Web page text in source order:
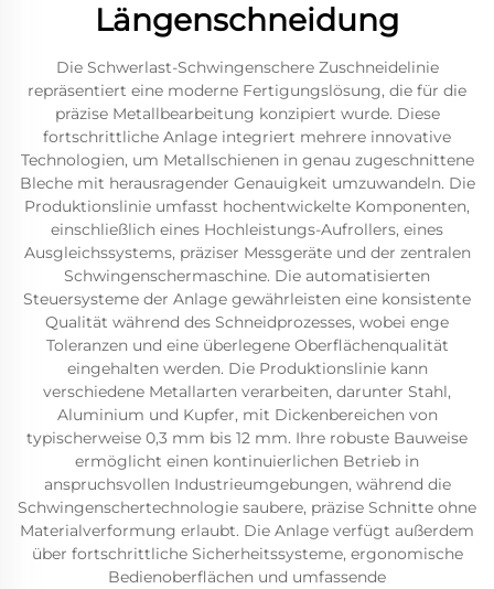
Längenschneidung
Die Schwerlast-Schwingenschere Zuschneidelinie
repräsentiert eine moderne Fertigungslösung, die für die
präzise Metallbearbeitung konzipiert wurde. Diese
fortschrittliche Anlage integriert mehrere innovative
Technologien, um Metallschienen in genau zugeschnittene
Bleche mit herausragender Genauigkeit umzuwandeln. Die
Produktionslinie umfasst hochentwickelte Komponenten,
einschließlich eines Hochleistungs-Aufrollers, eines
Ausgleichssystems, präziser Messgeräte und der zentralen
Schwingenschermaschine. Die automatisierten
Steuersysteme der Anlage gewährleisten eine konsistente
Qualität während des Schneidprozesses, wobei enge
Toleranzen und eine überlegene Oberflächenqualität
eingehalten werden. Die Produktionslinie kann
verschiedene Metallarten verarbeiten, darunter Stahl,
Aluminium und Kupfer, mit Dickenbereichen von
typischerweise 0,3 mm bis 12 mm. Ihre robuste Bauweise
ermöglicht einen kontinuierlichen Betrieb in
anspruchsvollen Industrieumgebungen, während die
Schwingenschertechnologie saubere, präzise Schnitte ohne
Materialverformung erlaubt. Die Anlage verfügt außerdem
über fortschrittliche Sicherheitssysteme, ergonomische
Bedienoberflächen und umfassende